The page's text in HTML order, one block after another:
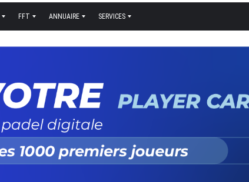
FFT ANNUAIRE SERVICES